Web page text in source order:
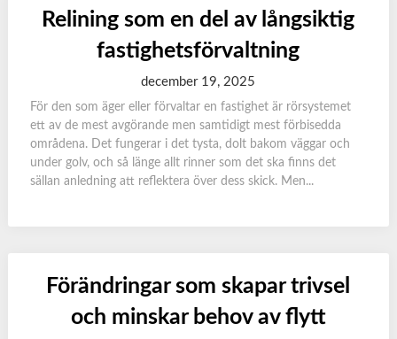
Relining som en del av långsiktig
fastighetsförvaltning
december 19, 2025
För den som äger eller förvaltar en fastighet är rörsystemet
ett av de mest avgörande men samtidigt mest förbisedda
områdena. Det fungerar i det tysta, dolt bakom väggar och
under golv, och så länge allt rinner som det ska finns det
sällan anledning att reflektera över dess skick. Men...
Förändringar som skapar trivsel
och minskar behov av flytt